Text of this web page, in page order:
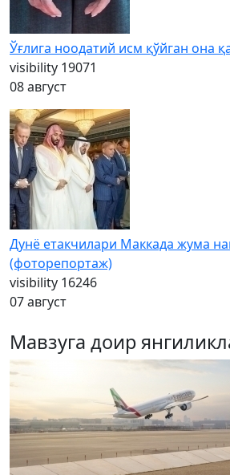
Ўғлига ноодатий исм қўйган она
visibility 19071
08 август
Дунё етакчилари Маккада жума
(фоторепортаж)
visibility 16246
07 август
Мавзуга доир